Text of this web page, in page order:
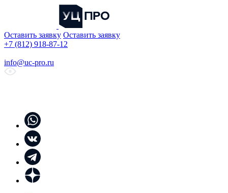
Оставить заявку Оставить заявку
+7 (812) 918-87-12
info@uc-pro.ru